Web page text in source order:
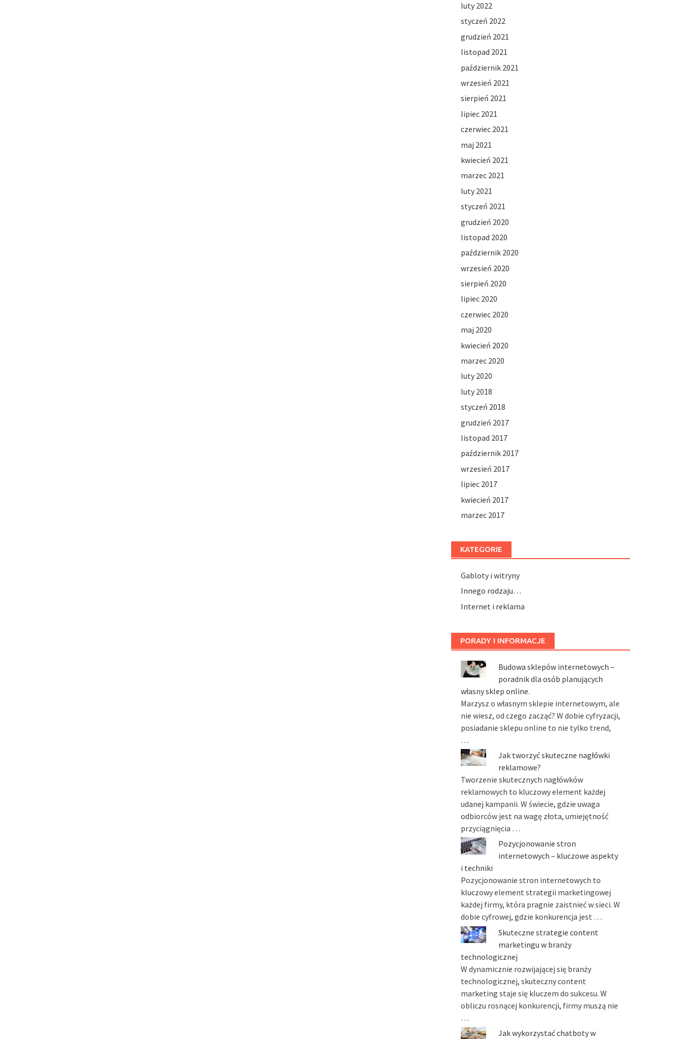
luty 2022
styczeń 2022
grudzień 2021
listopad 2021
październik 2021
wrzesień 2021
sierpień 2021
lipiec 2021
czerwiec 2021
maj 2021
kwiecień 2021
marzec 2021
luty 2021
styczeń 2021
grudzień 2020
listopad 2020
październik 2020
wrzesień 2020
sierpień 2020
lipiec 2020
czerwiec 2020
maj 2020
kwiecień 2020
marzec 2020
luty 2020
luty 2018
styczeń 2018
grudzień 2017
listopad 2017
październik 2017
wrzesień 2017
lipiec 2017
kwiecień 2017
marzec 2017
KATEGORIE
Gabloty i witryny
Innego rodzaju…
Internet i reklama
PORADY I INFORMACJE
Budowa sklepów internetowych –
poradnik dla osób planujących
własny sklep online.
Marzysz o własnym sklepie internetowym, ale
nie wiesz, od czego zacząć? W dobie cyfryzacji,
posiadanie sklepu online to nie tylko trend,
…
Jak tworzyć skuteczne nagłówki
reklamowe?
Tworzenie skutecznych nagłówków
reklamowych to kluczowy element każdej
udanej kampanii. W świecie, gdzie uwaga
odbiorców jest na wagę złota, umiejętność
przyciągnięcia …
Pozycjonowanie stron
internetowych – kluczowe aspekty
i techniki
Pozycjonowanie stron internetowych to
kluczowy element strategii marketingowej
każdej firmy, która pragnie zaistnieć w sieci. W
dobie cyfrowej, gdzie konkurencja jest …
Skuteczne strategie content
marketingu w branży
technologicznej
W dynamicznie rozwijającej się branży
technologicznej, skuteczny content
marketing staje się kluczem do sukcesu. W
obliczu rosnącej konkurencji, firmy muszą nie
…
Jak wykorzystać chatboty w